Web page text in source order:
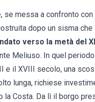
se messa a confronto
dopo un sisma
verso la metà del
Meliuso. In quel
e il XVIII secolo, una
lunga, richiese
la Costa. Da lì il borgo